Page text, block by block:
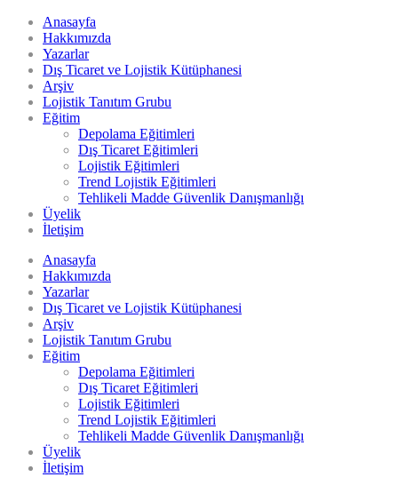
Anasayfa
Hakkımızda
Yazarlar
Dış Ticaret ve Lojistik Kütüphanesi
Arşiv
Lojistik Tanıtım Grubu
Eğitim
Depolama Eğitimleri
Dış Ticaret Eğitimleri
Lojistik Eğitimleri
Trend Lojistik Eğitimleri
Tehlikeli Madde Güvenlik Danışmanlığı
Üyelik
İletişim
Anasayfa
Hakkımızda
Yazarlar
Dış Ticaret ve Lojistik Kütüphanesi
Arşiv
Lojistik Tanıtım Grubu
Eğitim
Depolama Eğitimleri
Dış Ticaret Eğitimleri
Lojistik Eğitimleri
Trend Lojistik Eğitimleri
Tehlikeli Madde Güvenlik Danışmanlığı
Üyelik
İletişim